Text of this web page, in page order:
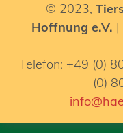
© 2023,
Hoffnung e.V. |
Telefon: +49 (0)
(0)